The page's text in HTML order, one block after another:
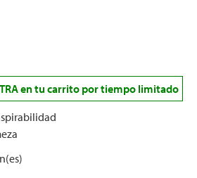
en tu carrito por tiempo limitado